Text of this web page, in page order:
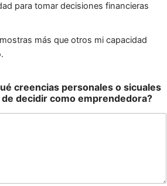
para tomar decisiones financieras
más que otros mi capacidad
creencias personales o sicuales
decidir como emprendedora?